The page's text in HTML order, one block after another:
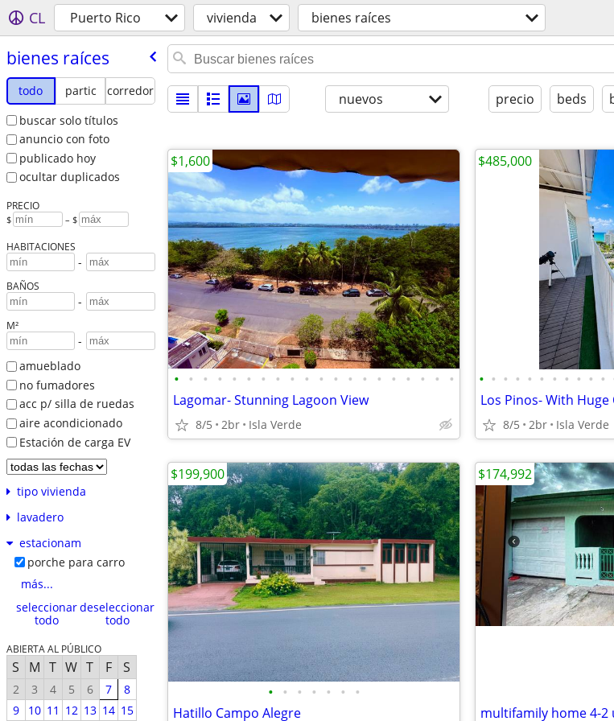
CL Puerto Rico vivienda bienes raíces
bienes raíces
todo partic
corredor
buscar solo títulos
anuncio con foto
publicado hoy
ocultar duplicados
PRECIO
$ – $
HABITACIONES
-
BAÑOS
-
M²
-
amueblado
no fumadores
acc p/ silla de ruedas
aire acondicionado
Estación de carga EV
tipo vivienda
lavadero
estacionam
porche para carro
más...
seleccionar
todo
deseleccionar
todo
ABIERTA AL PÚBLICO
S M T W T F S
2 3 4 5 6 7
8
9
10 11 12 13 14 15
nuevos precio beds
• • • • • • • • • • • • • • • • • • • •
Lagomar- Stunning Lagoon View
8/5 2br Isla Verde
$1,600
• • • • • • • • • • •
Los Pinos- With
8/5 2br Isla Verde
$485,000
• • • • • • •
Hatillo Campo Alegre
$199,900 $174,992